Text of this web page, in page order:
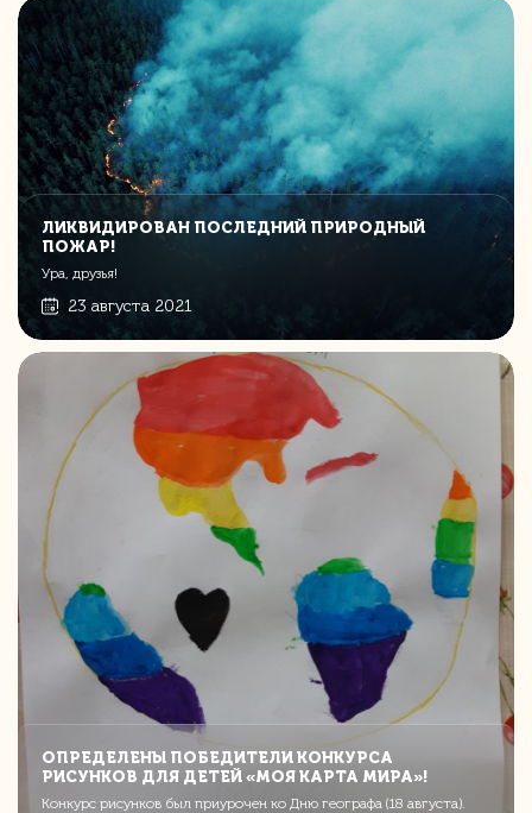
ЛИКВИДИРОВАН ПОСЛЕДНИЙ ПРИРОДНЫЙ
ПОЖАР!
Ура, друзья!
23 августа 2021
ОПРЕДЕЛЕНЫ ПОБЕДИТЕЛИ КОНКУРСА
РИСУНКОВ ДЛЯ ДЕТЕЙ «МОЯ КАРТА МИРА»!
Конкурс рисунков был приурочен ко Дню географа (18 августа).